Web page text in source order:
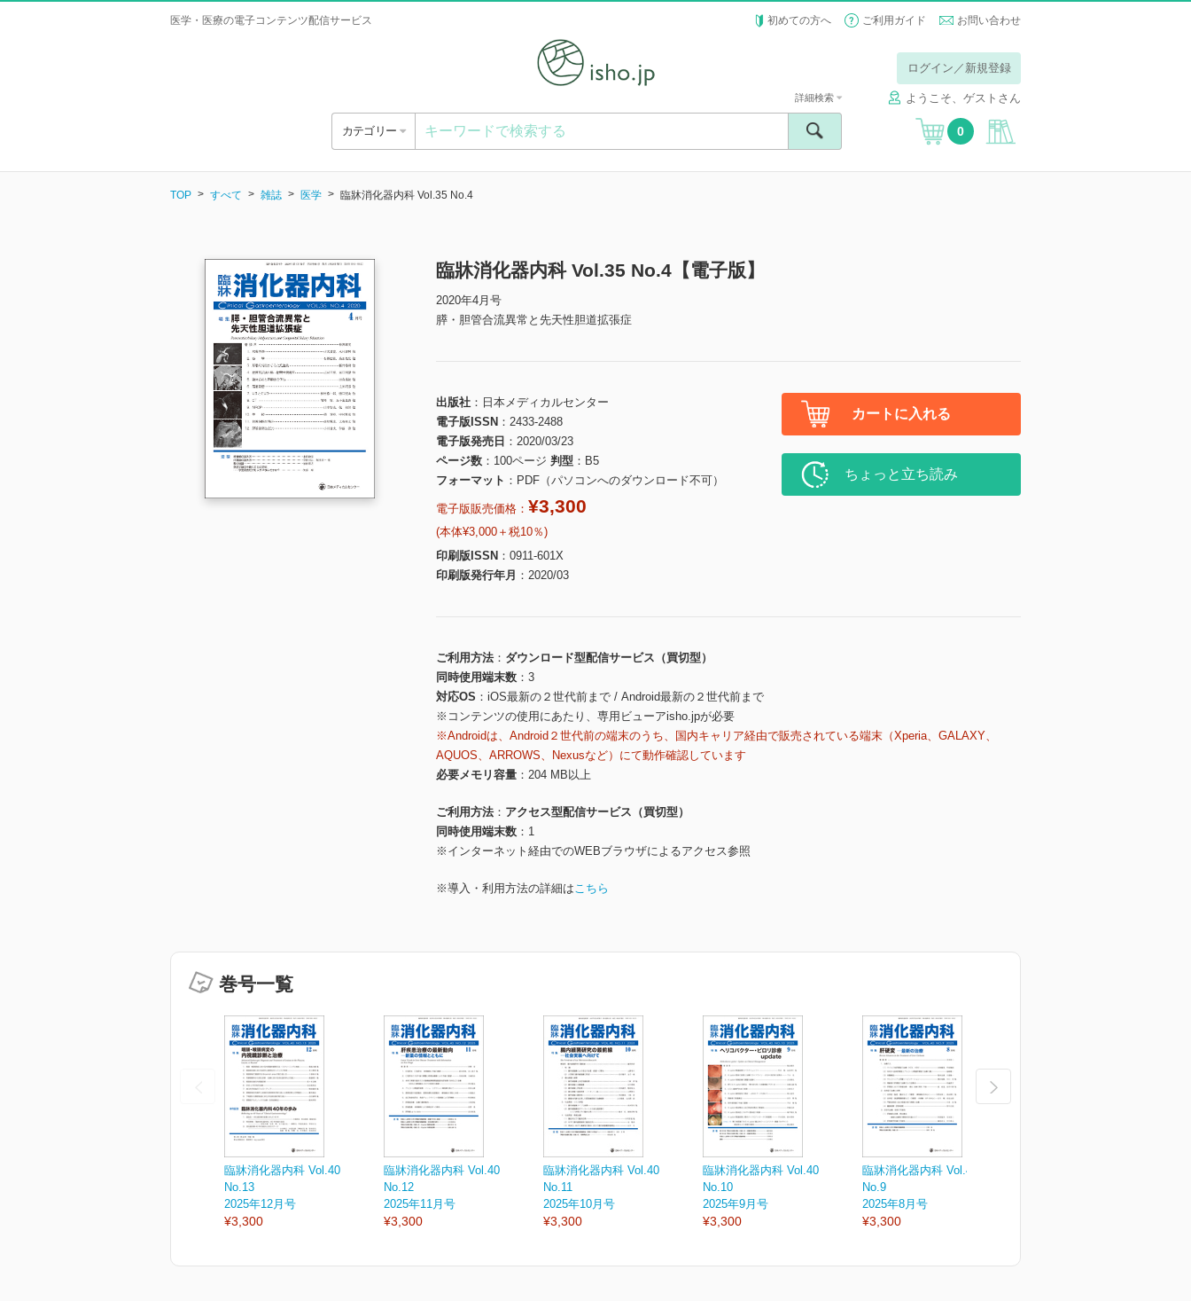
医学・医療の電子コンテンツ配信サービス 初めての方へ ご利用ガイド お問い合わせ
ログイン／新規登録
ようこそ、ゲストさん
カテゴリー
詳細検索
0
TOP すべて 雑誌 医学 臨牀消化器内科 Vol.35 No.4
臨牀消化器内科 Vol.35 No.4【電子版】
2020年4月号
膵・胆管合流異常と先天性胆道拡張症
出版社
日本メディカルセンター
電子版ISSN
2433-2488
電子版発売日
2020/03/23
ページ数
100ページ 判型
B5
フォーマット
PDF（パソコンへのダウンロード不可）
電子版販売価格： ¥3,300
(本体¥3,000＋税10％)
印刷版ISSN
0911-601X
印刷版発行年月
2020/03
カートに入れる
ちょっと立ち読み
ご利用方法
ダウンロード型配信サービス（買切型）
同時使用端末数
3
対応OS
iOS最新の２世代前まで / Android最新の２世代前まで
※コンテンツの使用にあたり、専用ビューアisho.jpが必要
※Androidは、Android２世代前の端末のうち、国内キャリア経由で販売されている端末（Xperia、GALAXY、
AQUOS、ARROWS、Nexusなど）にて動作確認しています
必要メモリ容量
204 MB以上
ご利用方法
アクセス型配信サービス（買切型）
同時使用端末数
1
※インターネット経由でのWEBブラウザによるアクセス参照
※導入・利用方法の詳細はこちら
巻号一覧
臨牀消化器内科 Vol.40
No.13
2025年12月号
¥3,300
臨牀消化器内科 Vol.40
No.12
2025年11月号
¥3,300
臨牀消化器内科 Vol.40
No.11
2025年10月号
¥3,300
臨牀消化器内科 Vol.40
No.10
2025年9月号
¥3,300
臨牀消化器内科 Vol.40
No.9
2025年8月号
¥3,300